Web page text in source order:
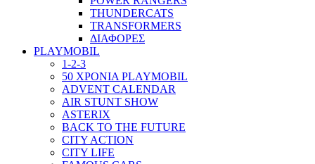
THUNDERCATS
TRANSFORMERS
ΔΙΑΦΟΡΕΣ
PLAYMOBIL
1-2-3
50 ΧΡΟΝΙΑ PLAYMOBIL
ADVENT CALENDAR
AIR STUNT SHOW
ASTERIX
BACK TO THE FUTURE
CITY ACTION
CITY LIFE